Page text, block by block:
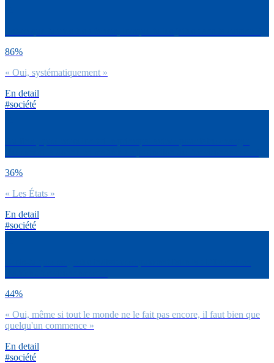
86%
« Oui, systématiquement »
En detail
#société
36%
« Les États »
En detail
#société
44%
« Oui, même si tout le monde ne le fait pas encore, il faut bien que
quelqu'un commence »
En detail
#société